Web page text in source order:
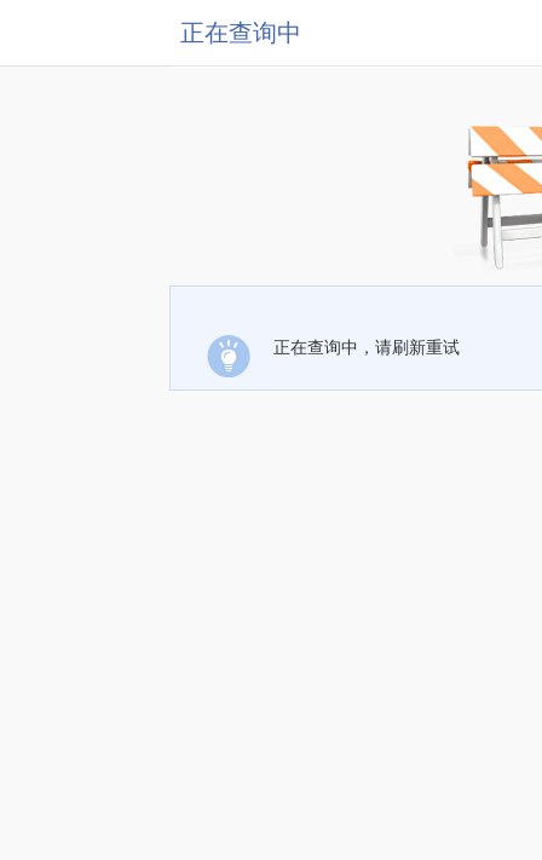
正在查询中
正在查询中，请刷新重试